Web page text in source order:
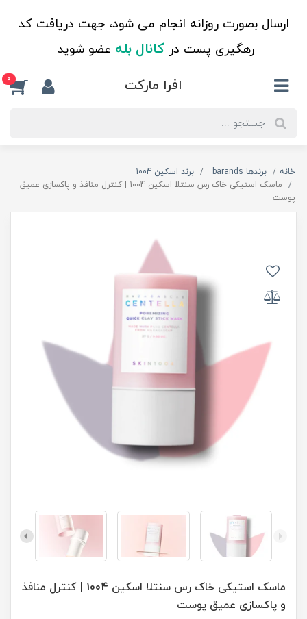
ارسال بصورت روزانه انجام می شود، جهت دریافت کد
رهگیری پست درکانال بله عضو شوید
افرا مارکت 0
خانه برندها barands
برند اسکین 1004
ماسک استیکی خاک رس سنتلا اسکین 1004 | کنترل منافذ و پاکسازی عمیق
پوست
ماسک استیکی خاک رس سنتلا اسکین 1004 | کنترل منافذ
و پاکسازی عمیق پوست